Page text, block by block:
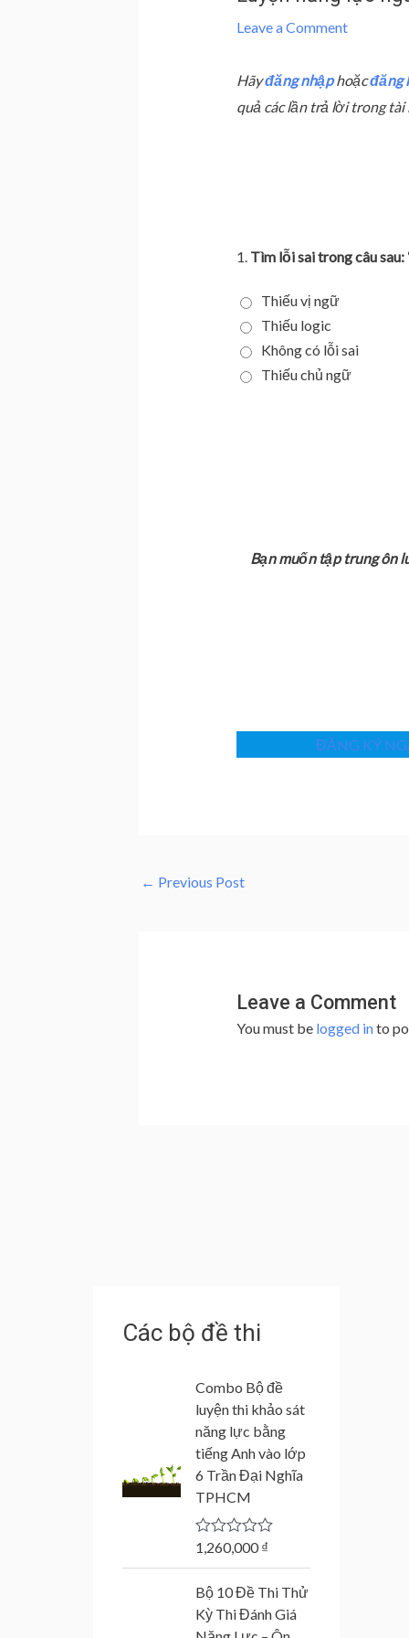
Leave a Comment
Hãyđăng nhậphoặcđăng
quả các lần trả lời trong
1. Tìm lỗi sai trong câu
Thiếu vị ngữ
Thiếu logic
Không có lỗi sai
Thiếu chủ ngữ
Bạn muốn tập trung ôn
ĐĂNG KÝ
← Previous Post
Leave a Comment
You must be logged into
Các bộ đề thi
Combo Bộ đề
luyện thi khảo sát
năng lực bằng
tiếng Anh vào lớp
6 Trần Đại Nghĩa
TPHCM
R
e
0
o
1,260,000₫
Bộ 10 Đề Thi Thử
Kỳ Thi Đánh Giá